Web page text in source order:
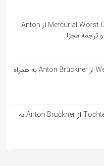
آهنگ آلمانی Mercurial Worst Case Band از Anton
آهنگ آلمانی Wer wir sind از Anton Bruckner به همراه
آهنگ آلمانی Tochterkomplex از Anton Bruckner به